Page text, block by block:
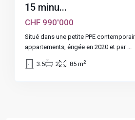
15 minu...
CHF 990'000
Situé dans une petite PPE
appartements, érigée en 2020 et par ...
3.5 2 85 m2